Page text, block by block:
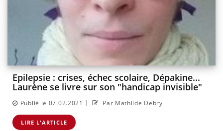
Epilepsie : crises, échec scolaire, Dépakine...
Laurène se livre sur son "handicap invisible"
Publié le 07.02.2021 | Par Mathilde Debry
LIRE L'ARTICLE